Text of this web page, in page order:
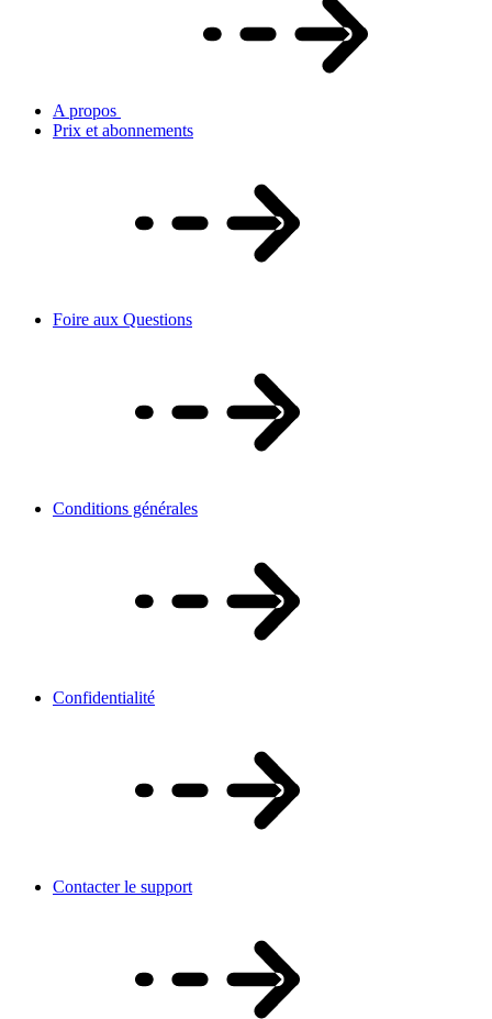
A propos
Prix et abonnements
Foire aux Questions
Conditions générales
Confidentialité
Contacter le support